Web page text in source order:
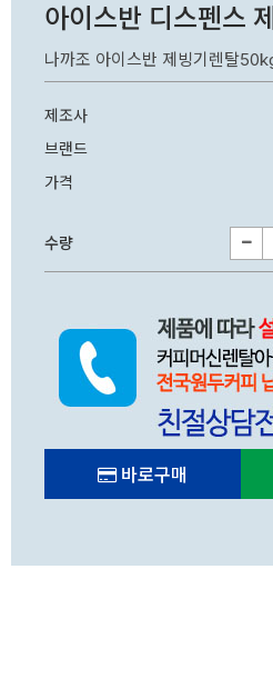
아이스반 디스펜스
나까조 아이스반 제빙기렌탈
제조사
브랜드
가격
수량
바로구매